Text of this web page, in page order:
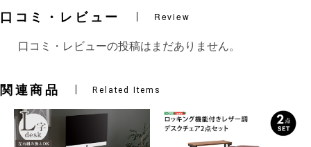
口コミ・レビュー Review
口コミ・レビューの投稿はまだありません。
関連商品 Related Items